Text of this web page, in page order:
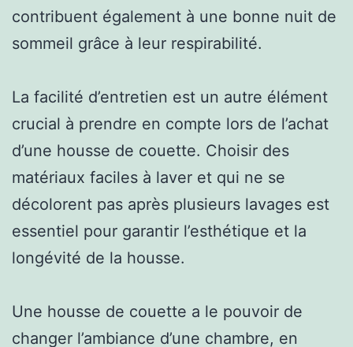
contribuent également à une bonne nuit de
sommeil grâce à leur respirabilité.
La facilité d’entretien est un autre élément
crucial à prendre en compte lors de l’achat
d’une housse de couette. Choisir des
matériaux faciles à laver et qui ne se
décolorent pas après plusieurs lavages est
essentiel pour garantir l’esthétique et la
longévité de la housse.
Une housse de couette a le pouvoir de
changer l’ambiance d’une chambre, en